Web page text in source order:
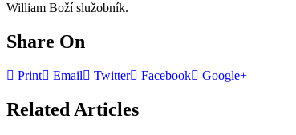
William Boží služobník.
Share On
Print Email Twitter Facebook Google+
Related Articles